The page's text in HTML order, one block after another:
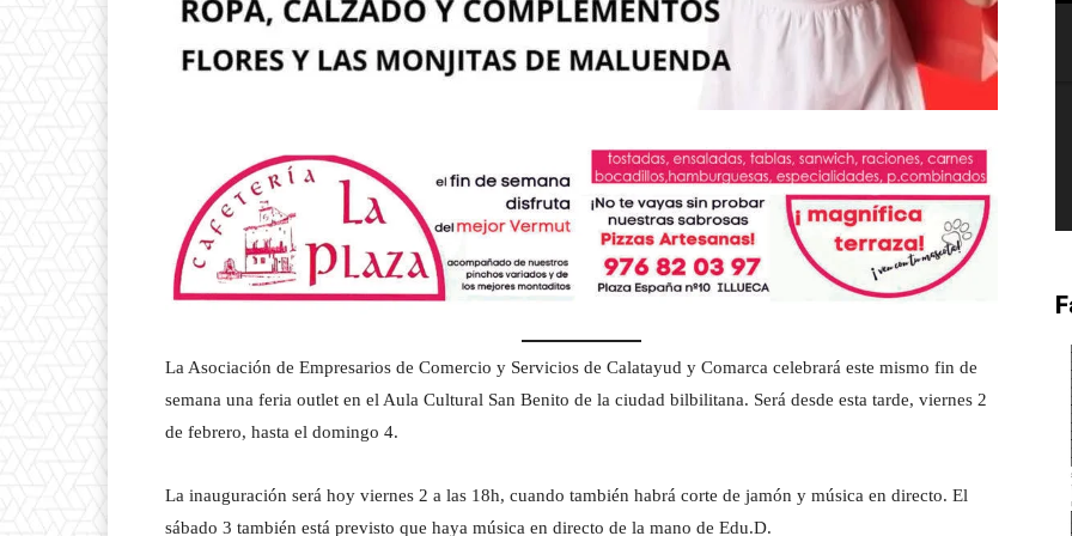
La Asociación de Empresarios de Comercio y Servicios de Calatayud y Comarca celebrará este mismo fin de
semana una feria outlet en el Aula Cultural San Benito de la ciudad bilbilitana. Será desde esta tarde, viernes 2
de febrero, hasta el domingo 4.
La inauguración será hoy viernes 2 a las 18h, cuando también habrá corte de jamón y música en directo. El
sábado 3 también está previsto que haya música en directo de la mano de Edu.D.